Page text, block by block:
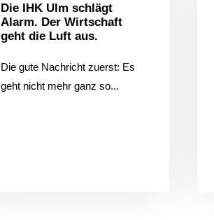
Die IHK Ulm schlägt
Alarm. Der Wirtschaft
geht die Luft aus.
Die gute Nachricht zuerst: Es
geht nicht mehr ganz so...